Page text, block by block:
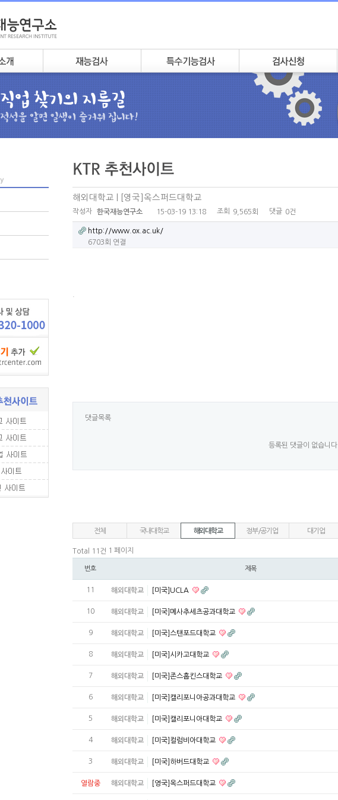
해외대학교 | [영국]옥스퍼드대학교
작성자 한국재능연구소 15-03-19 13:18 조회 9,565회 댓글 0건
http://www.ox.ac.uk/
6703회 연결
댓글목록
등록된 댓글이 없습니다.
전체 국내대학교 해외대학교 정부/공기업 대기업
Total 11건 1 페이지
번호 제목
11 해외대학교 [미국]UCLA
10 해외대학교 [미국]메사추세츠공과대학교
9 해외대학교 [미국]스탠포드대학교
8 해외대학교 [미국]시카고대학교
7 해외대학교 [미국]존스홉킨스대학교
6 해외대학교 [미국]캘리포니아공과대학교
5 해외대학교 [미국]캘리포니아대학교
4 해외대학교 [미국]컬럼비아대학교
3 해외대학교 [미국]하버드대학교
열람중 해외대학교 [영국]옥스퍼드대학교